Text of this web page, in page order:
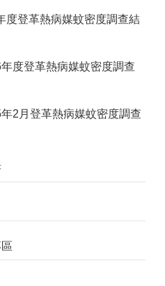
度登革熱病媒蚊密度調查結
度登革熱病媒蚊密度調查
2月登革熱病媒蚊密度調查